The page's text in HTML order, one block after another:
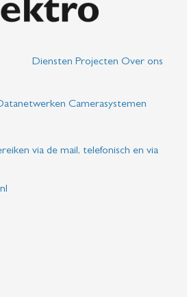
Diensten Projecten Over ons
Camerasystemen
via de mail, telefonisch en via